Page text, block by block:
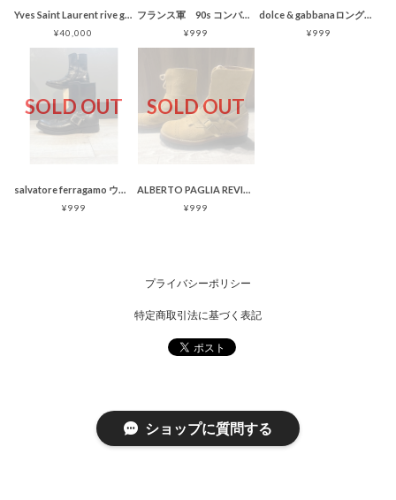
Yves Saint Laurent rive gauche ジョニーブーツ
¥40,000
フランス軍 90s コンバットブーツ バックル 黒 MARBOT社 フランス製
¥999
dolce & gabbanaロングノーズ サイドジップブーツ メダリオン
¥999
SOLD OUT
salvatore ferragamo ウイングチップ サイドジップブーツ
¥999
SOLD OUT
ALBERTO PAGLIA REVIVAL ブーツ スエード ウイングチップ キルト
¥999
プライバシーポリシー
特定商取引法に基づく表記
ショップに質問する